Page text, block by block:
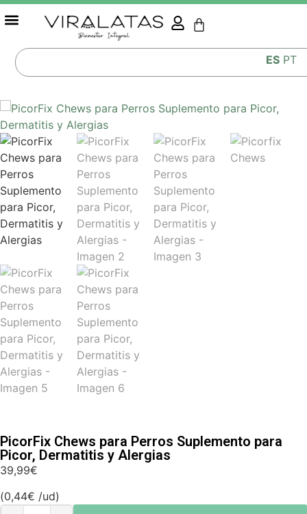
ES PT
PicorFix Chews para Perros Suplemento para
Picor, Dermatitis y Alergias
39,99€
(0,44€ /ud)